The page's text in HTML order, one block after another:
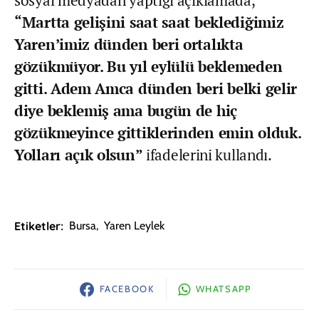
“Martta gelişini saat saat beklediğimiz
Yaren’imiz dünden beri ortalıkta
gözükmüyor. Bu yıl eylülü beklemeden
gitti. Adem Amca dünden beri belki gelir
diye beklemiş ama bugün de hiç
gözükmeyince gittiklerinden emin olduk.
Yolları açık olsun” ifadelerini kullandı.
Etiketler: Bursa, Yaren Leylek
FACEBOOK WHATSAPP